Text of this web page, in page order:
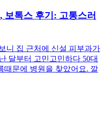
보톡스 후기: 고통스러
니 집 근처에 신설 피부과가
달부터 고민고민하다 50대
때문에 병원을 찾았어요. 깔